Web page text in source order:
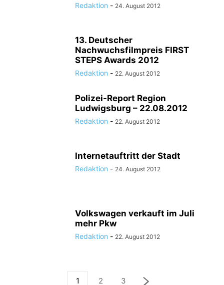
Redaktion - 24. August 2012
13. Deutscher
Nachwuchsfilmpreis FIRST
STEPS Awards 2012
Redaktion - 22. August 2012
Polizei-Report Region
Ludwigsburg – 22.08.2012
Redaktion - 22. August 2012
Internetauftritt der Stadt
Redaktion - 24. August 2012
Volkswagen verkauft im Juli
mehr Pkw
Redaktion - 22. August 2012
1 2 3